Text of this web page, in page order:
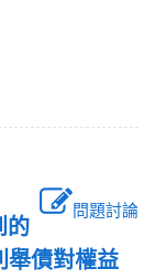
問題討論
的
舉債對權益